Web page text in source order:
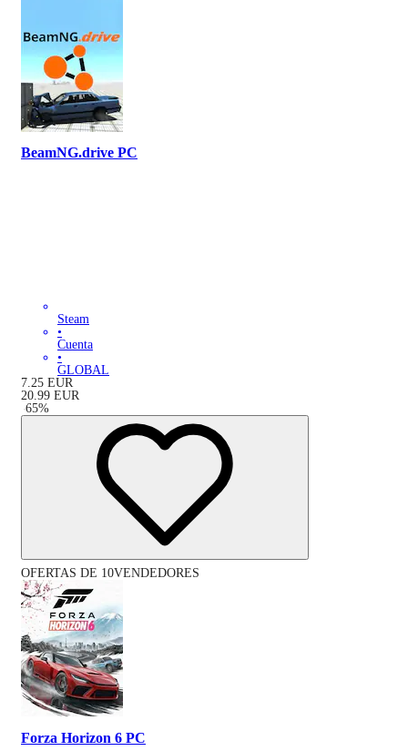
BeamNG.drive PC
Steam
•
Cuenta
•
GLOBAL
7.25 EUR
20.99 EUR
-65%
OFERTAS DE 10VENDEDORES
Forza Horizon 6 PC